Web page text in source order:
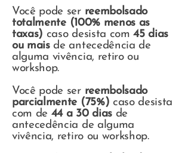
Você pode ser reembolsado
totalmente (100% menos as
taxas) caso desista com45 dias
ou maisde antecedência de
alguma vivência, retiro ou
workshop.
Você pode ser reembolsado
parcialmente (75%) caso desista
com de 44 a 30 diasde
antecedência de alguma
vivência, retiro ou workshop.